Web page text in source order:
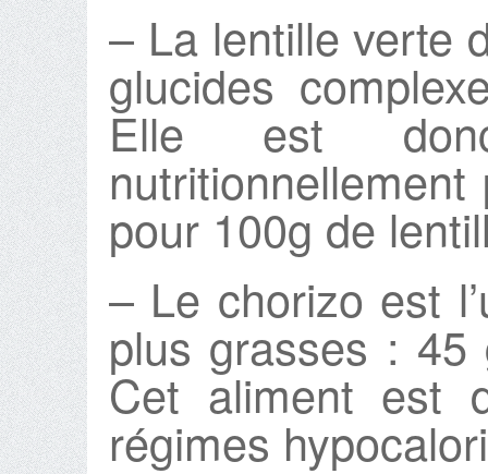
– La lentille verte
glucides
Elle est
pour 100g de
– Le chorizo est
plus grasses :
Cet aliment est
régimes